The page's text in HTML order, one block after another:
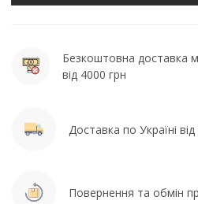
Безкоштовна доставка
від 4000 грн
Доставка по Україні
Повернення та обмін